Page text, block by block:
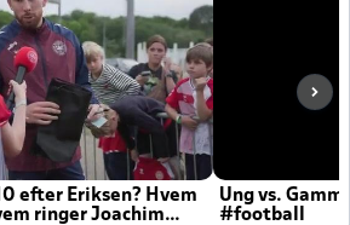
efter Eriksen? Hvem
ringer Joachim
Ung vs.
#football